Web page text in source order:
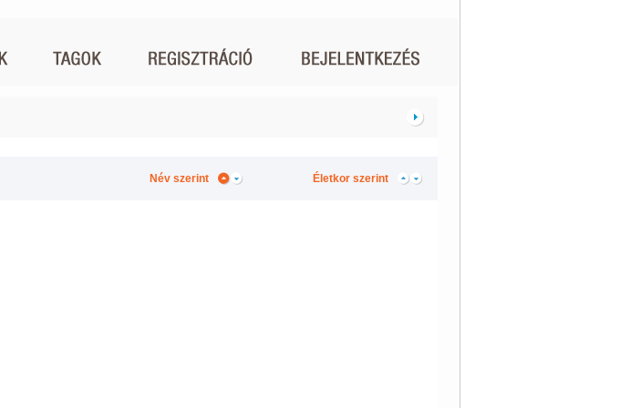
Név szerint Életkor szerint